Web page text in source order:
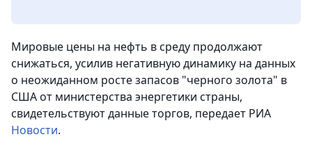
Мировые цены на нефть в среду продолжают
снижаться, усилив негативную динамику на данных
о неожиданном росте запасов "черного золота" в
США от министерства энергетики страны,
свидетельствуют данные торгов, передает РИА
Новости.